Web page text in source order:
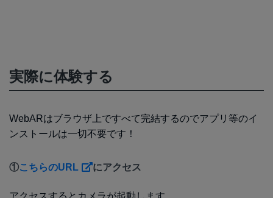
実際に体験する
WebARはブラウザ上ですべて完結するのでアプリ等のイ
ンストールは一切不要です！
①こちらのURL にアクセス
アクセスするとカメラが起動します。